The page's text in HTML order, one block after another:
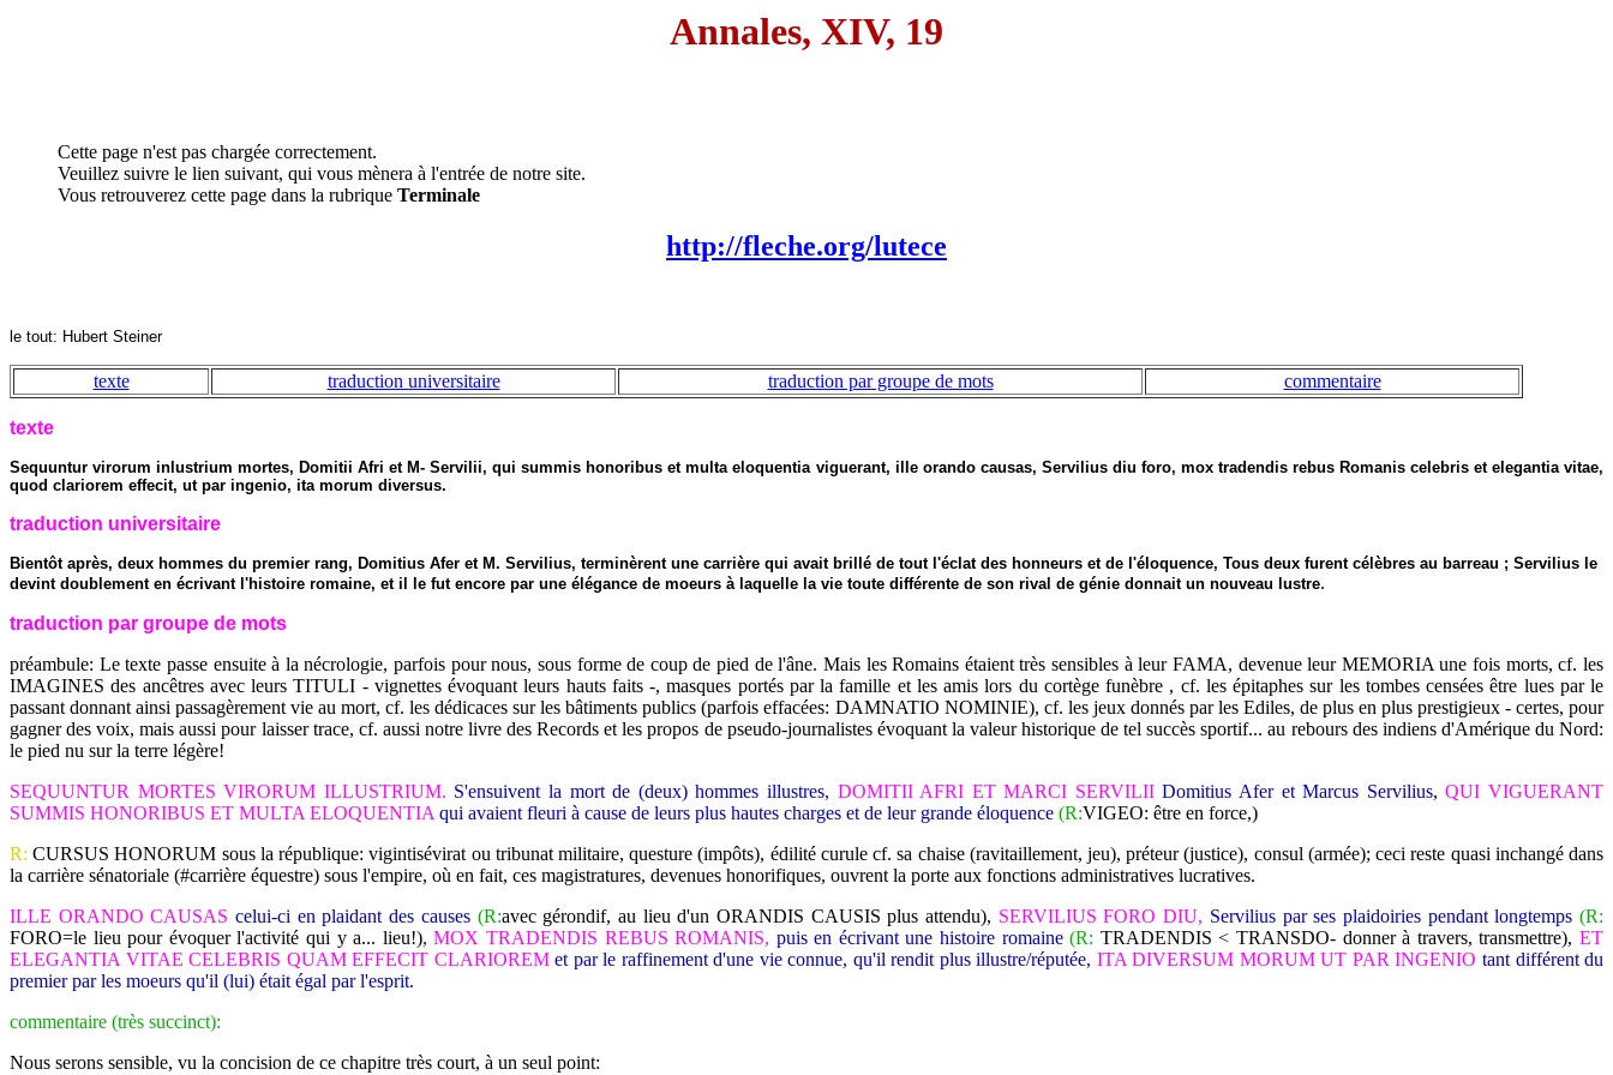
Annales, XIV, 19
Cette page n'est pas chargée correctement.
Veuillez suivre le lien suivant, qui vous mènera à l'entrée de notre site.
Vous retrouverez cette page dans la rubrique Terminale
http://fleche.org/lutece
le tout: Hubert Steiner
texte traduction universitaire traduction par groupe de mots commentaire
texte
Sequuntur virorum inlustrium mortes, Domitii Afri et M- Servilii, qui summis honoribus et multa eloquentia viguerant, ille orando causas, Servilius diu foro, mox tradendis rebus Romanis celebris et elegantia vitae,
quod clariorem effecit, ut par ingenio, ita morum diversus.
traduction universitaire
Bientôt après, deux hommes du premier rang, Domitius Afer et M. Servilius, terminèrent une carrière qui avait brillé de tout l'éclat des honneurs et de l'éloquence, Tous deux furent célèbres au barreau ; Servilius le
devint doublement en écrivant l'histoire romaine, et il le fut encore par une élégance de moeurs à laquelle la vie toute différente de son rival de génie donnait un nouveau lustre.
traduction par groupe de mots
préambule: Le texte passe ensuite à la nécrologie, parfois pour nous, sous forme de coup de pied de l'âne. Mais les Romains étaient très sensibles à leur FAMA, devenue leur MEMORIA une fois morts, cf. les
IMAGINES des ancêtres avec leurs TITULI - vignettes évoquant leurs hauts faits -, masques portés par la famille et les amis lors du cortège funèbre , cf. les épitaphes sur les tombes censées être lues par le
passant donnant ainsi passagèrement vie au mort, cf. les dédicaces sur les bâtiments publics (parfois effacées: DAMNATIO NOMINIE), cf. les jeux donnés par les Ediles, de plus en plus prestigieux - certes, pour
gagner des voix, mais aussi pour laisser trace, cf. aussi notre livre des Records et les propos de pseudo-journalistes évoquant la valeur historique de tel succès sportif... au rebours des indiens d'Amérique du Nord:
le pied nu sur la terre légère!
SEQUUNTUR MORTES VIRORUM ILLUSTRIUM. S'ensuivent la mort de (deux) hommes illustres, DOMITII AFRI ET MARCI SERVILIIDomitius Afer et Marcus Servilius,QUI VIGUERANT
SUMMIS HONORIBUS ET MULTA ELOQUENTIA qui avaient fleuri à cause de leurs plus hautes charges et de leur grande éloquence (R:VIGEO: être en force,)
R: CURSUS HONORUM sous la république: vigintisévirat ou tribunat militaire, questure (impôts), édilité curule cf. sa chaise (ravitaillement, jeu), préteur (justice), consul (armée); ceci reste quasi inchangé dans
la carrière sénatoriale (#carrière équestre) sous l'empire, où en fait, ces magistratures, devenues honorifiques, ouvrent la porte aux fonctions administratives lucratives.
ILLE ORANDO CAUSAS celui-ci en plaidant des causes (R:avec gérondif, au lieu d'un ORANDIS CAUSIS plus attendu), SERVILIUS FORO DIU, Servilius par ses plaidoiries pendant longtemps (R:
FORO=le lieu pour évoquer l'activité qui y a... lieu!),MOX TRADENDIS REBUS ROMANIS, puis en écrivant une histoire romaine (R: TRADENDIS < TRANSDO- donner à travers, transmettre), ET
ELEGANTIA VITAE CELEBRIS QUAM EFFECIT CLARIOREMet par le raffinement d'une vie connue, qu'il rendit plus illustre/réputée, ITA DIVERSUM MORUM UT PAR INGENIO tant différent du
premier par les moeurs qu'il (lui) était égal par l'esprit.
commentaire (très succinct):
Nous serons sensible, vu la concision de ce chapitre très court, à un seul point: